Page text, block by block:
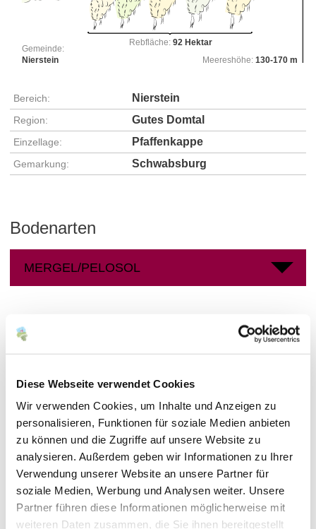
Diese Webseite verwendet Cookies
Wir verwenden Cookies, um Inhalte und Anzeigen zu
personalisieren, Funktionen für soziale Medien anbieten
zu können und die Zugriffe auf unsere Website zu
analysieren. Außerdem geben wir Informationen zu Ihrer
Verwendung unserer Website an unsere Partner für
soziale Medien, Werbung und Analysen weiter. Unsere
Partner führen diese Informationen möglicherweise mit
weiteren Daten zusammen, die Sie ihnen bereitgestellt
Rebfläche:92 Hektar
Gemeinde:
Nierstein
Meereshöhe: 130-170 m
Bereich: Nierstein
Region: Gutes Domtal
Einzellage: Pfaffenkappe
Gemarkung: Schwabsburg
Bodenarten
MERGEL/PELOSOL
Weingüter